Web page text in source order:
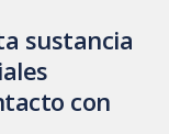
sustancia
con